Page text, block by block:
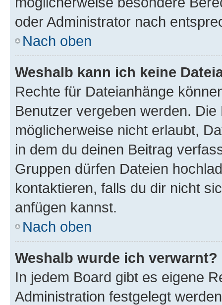
oder Administrator nach
Nach oben
Weshalb kann ich keine
Rechte für Dateianhänge
Benutzer vergeben werden.
möglicherweise nicht erlaubt,
in dem du deinen Beitrag
Gruppen dürfen Dateien
kontaktieren, falls du dir nicht
anfügen kannst.
Nach oben
Weshalb wurde ich verwarnt?
In jedem Board gibt es eigene
Administration festgelegt